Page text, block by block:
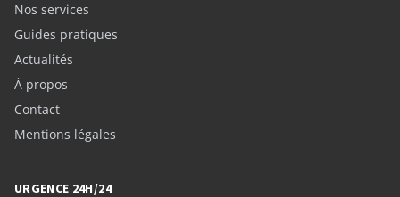
Nos services
Guides pratiques
Actualités
À propos
Contact
Mentions légales
URGENCE 24H/24